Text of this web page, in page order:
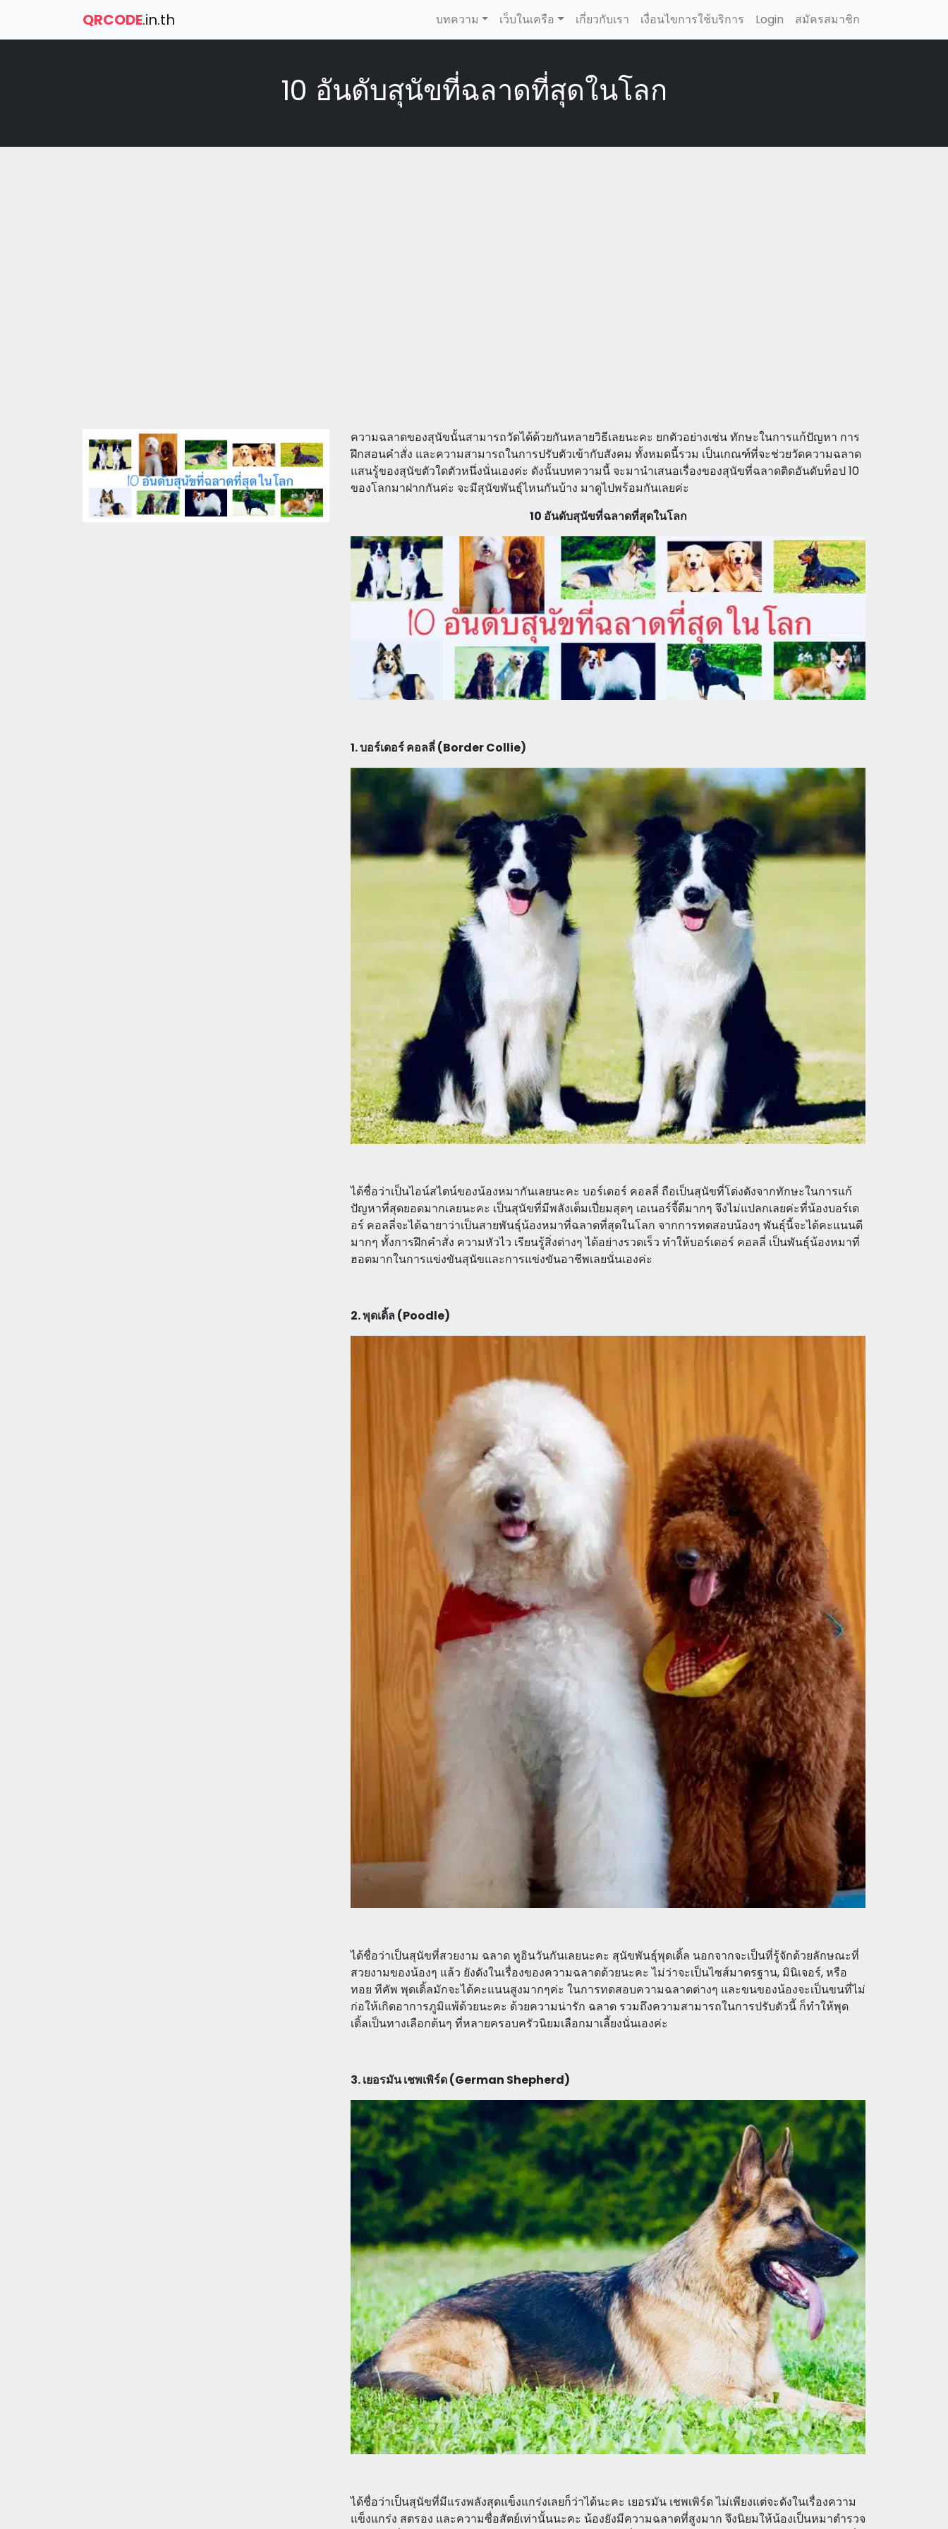
QRCODE.in.th บทความ เว็บในเครือ เกี่ยวกับเรา เงื่อนไขการใช้บริการ Login สมัครสมาชิก
10 อันดับสุนัขที่ฉลาดที่สุดในโลก
ความฉลาดของสุนัขนั้นสามารถวัดได้ด้วยกันหลายวิธีเลยนะคะ ยกตัวอย่างเช่น ทักษะในการแก้ปัญหา การ
ฝึกสอนคำสั่ง และความสามารถในการปรับตัวเข้ากับสังคม ทั้งหมดนี้รวม เป็นเกณฑ์ที่จะช่วยวัดความฉลาด
แสนรู้ของสุนัขตัวใดตัวหนึ่งนั่นเองค่ะ ดังนั้นบทความนี้ จะมานำเสนอเรื่องของสุนัขที่ฉลาดติดอันดับท็อป 10
ของโลกมาฝากกันค่ะ จะมีสุนัขพันธุ์ไหนกันบ้าง มาดูไปพร้อมกันเลยค่ะ
10 อันดับสุนัขที่ฉลาดที่สุดในโลก
1. บอร์เดอร์ คอลลี่ (Border Collie)
ได้ชื่อว่าเป็นไอน์สไตน์ของน้องหมากันเลยนะคะ บอร์เดอร์ คอลลี่ ถือเป็นสุนัขที่โด่งดังจากทักษะในการแก้
ปัญหาที่สุดยอดมากเลยนะคะ เป็นสุนัขที่มีพลังเต็มเปี่ยมสุดๆ เอเนอร์จี้ดีมากๆ จึงไม่แปลกเลยค่ะที่น้องบอร์เด
อร์ คอลลี่จะได้ฉายาว่าเป็นสายพันธุ์น้องหมาที่ฉลาดที่สุดในโลก จากการทดสอบน้องๆ พันธุ์นี้จะได้คะแนนดี
มากๆ ทั้งการฝึกคำสั่ง ความหัวไว เรียนรู้สิ่งต่างๆ ได้อย่างรวดเร็ว ทำให้บอร์เดอร์ คอลลี่ เป็นพันธุ์น้องหมาที่
ฮอตมากในการแข่งขันสุนัขและการแข่งขันอาชีพเลยนั่นเองค่ะ
2. พุดเดิ้ล (Poodle)
ได้ชื่อว่าเป็นสุนัขที่สวยงาม ฉลาด ทูอินวันกันเลยนะคะ สุนัขพันธุ์พุดเดิ้ล นอกจากจะเป็นที่รู้จักด้วยลักษณะที่
สวยงามของน้องๆ แล้ว ยังดังในเรื่องของความฉลาดด้วยนะคะ ไม่ว่าจะเป็นไซส์มาตรฐาน, มินิเจอร์, หรือ
ทอย ทีคัพ พุดเดิ้ลมักจะได้คะแนนสูงมากๆค่ะ ในการทดสอบความฉลาดต่างๆ และขนของน้องจะเป็นขนที่ไม่
ก่อให้เกิดอาการภูมิแพ้ด้วยนะคะ ด้วยความน่ารัก ฉลาด รวมถึงความสามารถในการปรับตัวนี้ ก็ทำให้พุด
เดิ้ลเป็นทางเลือกต้นๆ ที่หลายครอบครัวนิยมเลือกมาเลี้ยงนั่นเองค่ะ
3. เยอรมัน เชพเพิร์ด (German Shepherd)
ได้ชื่อว่าเป็นสุนัขที่มีแรงพลังสุดแข็งแกร่งเลยก็ว่าได้นะคะ เยอรมัน เชพเพิร์ด ไม่เพียงแต่จะดังในเรื่องความ
แข็งแกร่ง สตรอง และความซื่อสัตย์เท่านั้นนะคะ น้องยังมีความฉลาดที่สูงมาก จึงนิยมให้น้องเป็นหมาตำรวจ